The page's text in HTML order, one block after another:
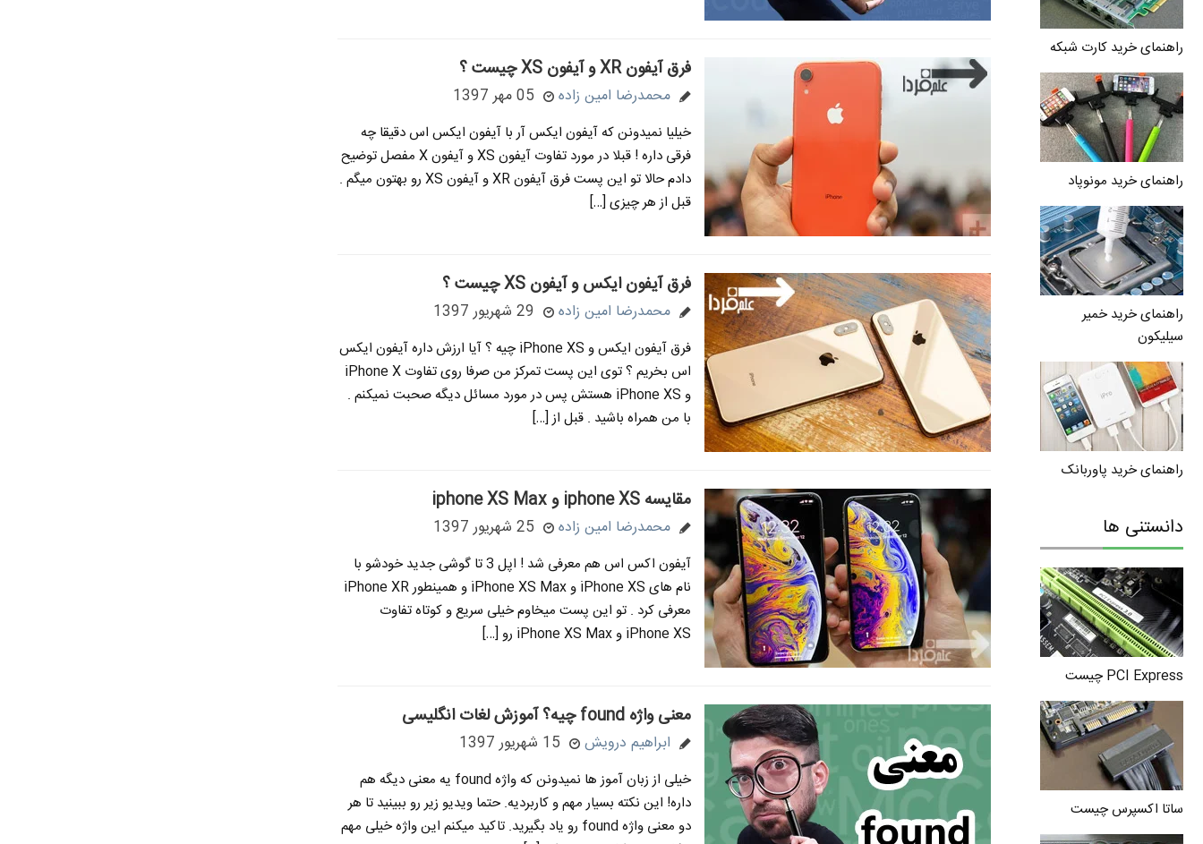
راهنمای خرید کارت شبکه
راهنمای خرید مونوپاد
راهنمای خرید خمیر
سیلیکون
راهنمای خرید پاوربانک
دانستنی ها
PCI Express چیست
ساتا اکسپرس چیست
فرق آیفون XR و آیفون XS چیست ؟
محمدرضا امین زاده 05 مهر 1397
خیلیا نمیدونن که آیفون ایکس آر با آیفون ایکس اس دقیقا چه
فرقی داره ! قبلا در مورد تفاوت آیفون XS و آیفون X مفصل توضیح
دادم حالا تو این پست فرق آیفون XR و آیفون XS رو بهتون میگم .
قبل از هر چیزی […]
فرق آیفون ایکس و آیفون XS چیست ؟
محمدرضا امین زاده 29 شهریور 1397
فرق آیفون ایکس و iPhone XS چیه ؟ آیا ارزش داره آیفون ایکس
اس بخریم ؟ توی این پست تمرکز من صرفا روی تفاوت iPhone X
و iPhone XS هستش پس در مورد مسائل دیگه صحبت نمیکنم .
با من همراه باشید . قبل از […]
مقایسه iphone XS و iphone XS Max
محمدرضا امین زاده 25 شهریور 1397
آیفون اکس اس هم معرفی شد ! اپل 3 تا گوشی جدید خودشو با
نام های iPhone XS و iPhone XS Max و همینطور iPhone XR
معرفی کرد . تو این پست میخاوم خیلی سریع و کوتاه تفاوت
iPhone XS و iPhone XS Max رو […]
معنی واژه found چیه؟ آموزش لغات انگلیسی
ابراهیم درویش 15 شهریور 1397
خیلی از زبان آموز ها نمیدونن که واژه found یه معنی دیگه هم
داره! این نکته بسیار مهم و کاربردیه. حتما ویدیو زیر رو ببینید تا هر
دو معنی واژه found رو یاد بگیرید. تاکید میکنم این واژه خیلی مهم